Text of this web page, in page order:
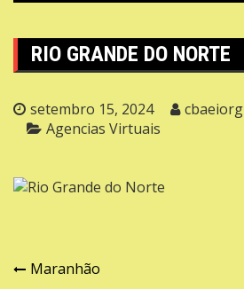
RIO GRANDE DO NORTE
setembro 15, 2024
cbaeiorg
Agencias Virtuais
Navegação
Maranhão